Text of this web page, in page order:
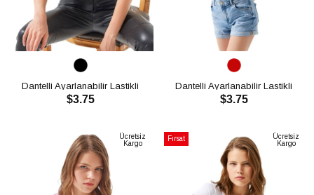
Dantelli Ayarlanabilir Lastikli
Balenli Bralet Sütyen CH1022
$3.75
Dantelli Ayarlanabilir Lastikli
Balenli Bralet Sütyen CH1022
$3.75
Ücretsiz
Kargo
Fırsat
Ücretsiz
Kargo